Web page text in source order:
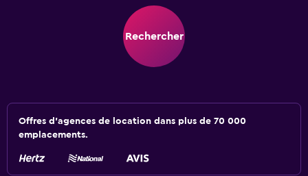
Rechercher
Offres d’agences de location dans plus de 70 000
emplacements.